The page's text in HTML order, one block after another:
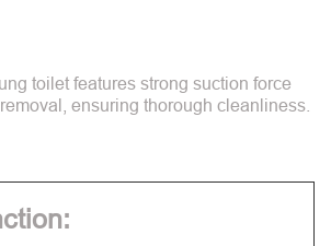
toilet features strong suction force
ensuring thorough cleanliness.